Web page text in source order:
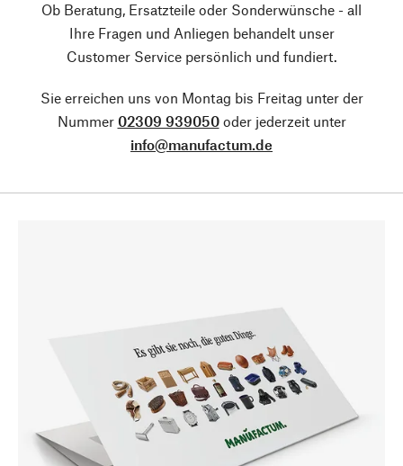
Ob Beratung, Ersatzteile oder Sonderwünsche - all
Ihre Fragen und Anliegen behandelt unser
Customer Service persönlich und fundiert.
Sie erreichen uns von Montag bis Freitag unter der
Nummer 02309 939050oder jederzeit unter
info@manufactum.de